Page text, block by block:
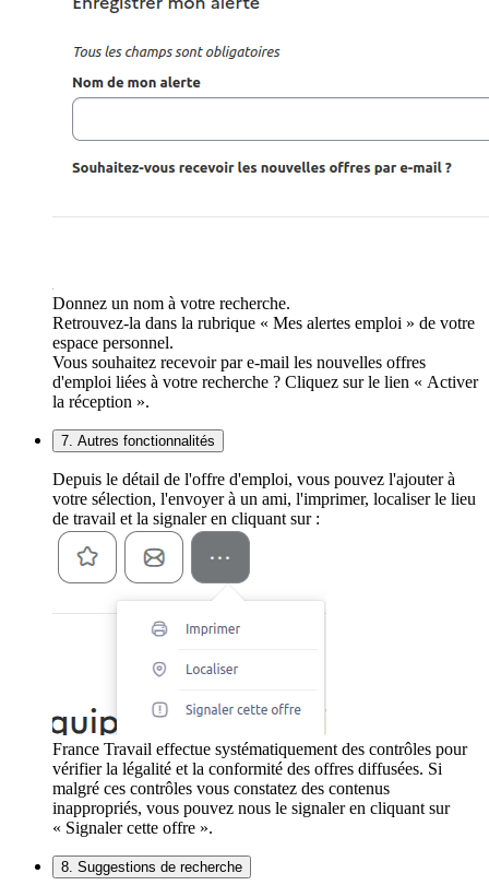
Donnez un nom à votre recherche.
Retrouvez-la dans la rubrique « Mes alertes emploi » de votre
espace personnel.
Vous souhaitez recevoir par e-mail les nouvelles offres
d'emploi liées à votre recherche ? Cliquez sur le lien « Activer
la réception ».
7. Autres fonctionnalités
Depuis le détail de l'offre d'emploi, vous pouvez l'ajouter à
votre sélection, l'envoyer à un ami, l'imprimer, localiser le lieu
de travail et la signaler en cliquant sur :
France Travail effectue systématiquement des contrôles pour
vérifier la légalité et la conformité des offres diffusées. Si
malgré ces contrôles vous constatez des contenus
inappropriés, vous pouvez nous le signaler en cliquant sur
« Signaler cette offre ».
8. Suggestions de recherche